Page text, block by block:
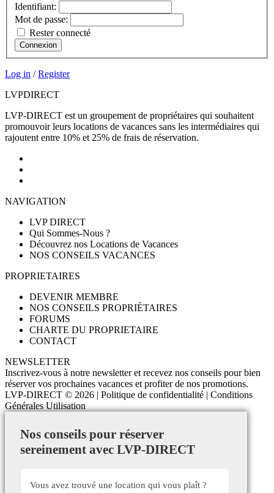
Identifiant:
Mot de passe:
Rester connecté
Connexion
Log in /Register
LVPDIRECT
LVP-DIRECT est un groupement de propriétaires qui souhaitent
promouvoir leurs locations de vacances sans les intermédiaires qui
rajoutent entre 10% et 25% de frais de réservation.
NAVIGATION
LVP DIRECT
Qui Sommes-Nous ?
Découvrez nos Locations de Vacances
NOS CONSEILS VACANCES
PROPRIETAIRES
DEVENIR MEMBRE
NOS CONSEILS PROPRIÉTAIRES
FORUMS
CHARTE DU PROPRIETAIRE
CONTACT
NEWSLETTER
Inscrivez-vous à notre newsletter et recevez nos conseils pour bien
réserver vos prochaines vacances et profiter de nos promotions.
LVP-DIRECT © 2026 | Politique de confidentialité | Conditions
Générales Utilisation
Nos conseils pour réserver
sereinement avec LVP-DIRECT
Vous avez trouvé une location qui vous plaît ?